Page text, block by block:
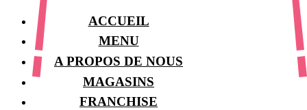
ACCUEIL
MENU
A PROPOS DE NOUS
MAGASINS
FRANCHISE